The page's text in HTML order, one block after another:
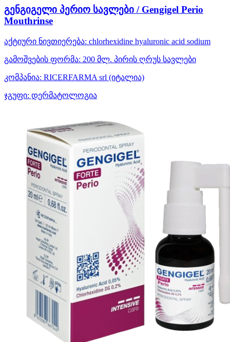
გენგიგელი პერიო სავლები / Gengigel Perio
Mouthrinse
აქტიური ნივთიერება: chlorhexidine hyaluronic acid sodium
გამოშვების ფორმა: 200 მლ. პირის ღრუს სავლები
კომპანია: RICERFARMA srl (იტალია)
ჯგუფი: დერმატოლოგია